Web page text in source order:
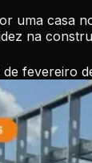
uma casa
na
de fevereiro